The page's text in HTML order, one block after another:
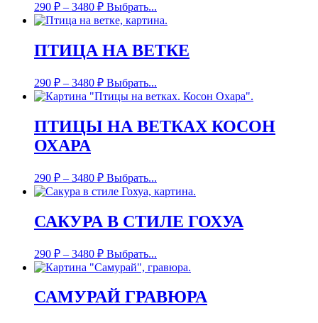
290 ₽ – 3480 ₽ Выбрать...
ПТИЦА НА ВЕТКЕ
290 ₽ – 3480 ₽ Выбрать...
ПТИЦЫ НА ВЕТКАХ КОСОН
ОХАРА
290 ₽ – 3480 ₽ Выбрать...
САКУРА В СТИЛЕ ГОХУА
290 ₽ – 3480 ₽ Выбрать...
САМУРАЙ ГРАВЮРА